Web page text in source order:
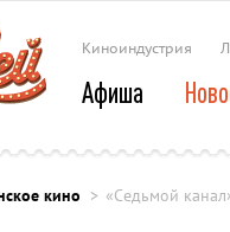
Киноиндустрия
Афиша
кино «Седьмой